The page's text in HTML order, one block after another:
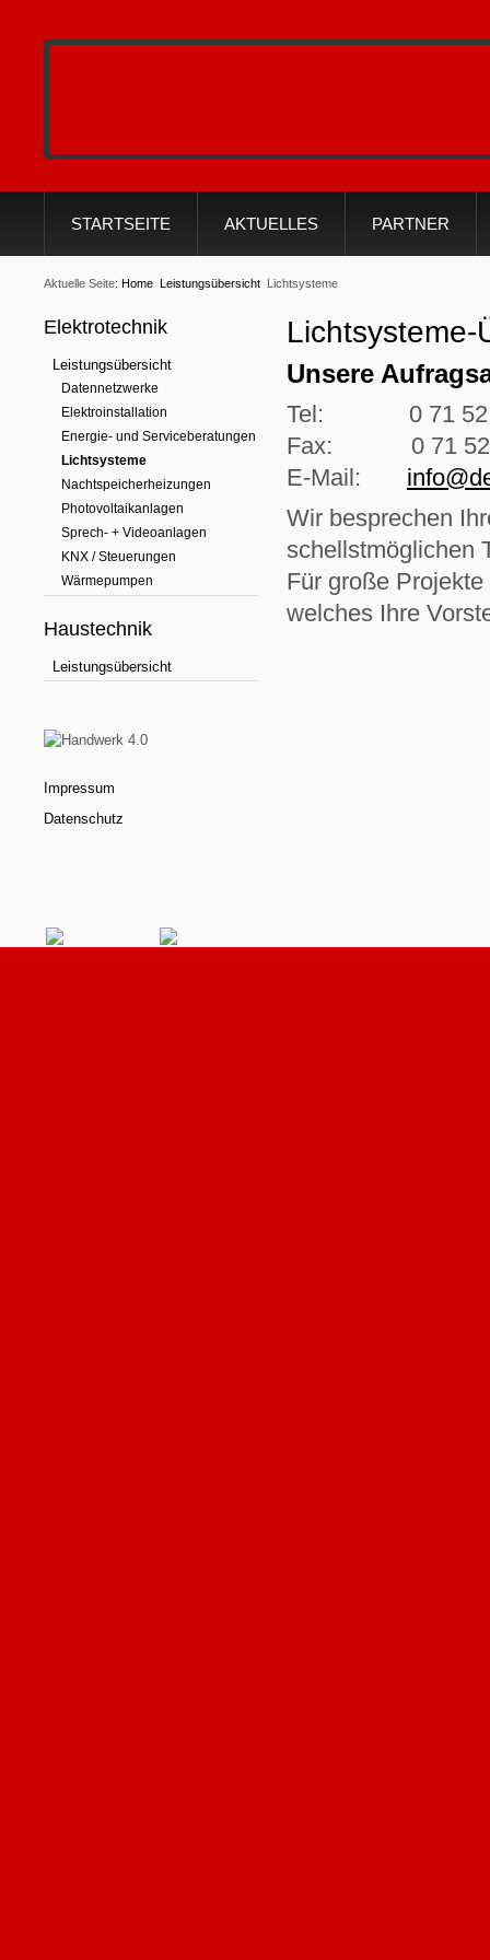
STARTSEITE AKTUELLES PARTNER
Aktuelle Seite: Home Leistungsübersicht Lichtsysteme
Elektrotechnik
Leistungsübersicht
Datennetzwerke
Elektroinstallation
Energie- und Serviceberatungen
Lichtsysteme
Nachtspeicherheizungen
Photovoltaikanlagen
Sprech- + Videoanlagen
KNX / Steuerungen
Wärmepumpen
Haustechnik
Leistungsübersicht
Impressum
Datenschutz
Lichtsysteme-
Unsere
Tel: 0 71 52 /
Fax: 0 71 52 /
E-Mail:
Wir besprechen
schellstmöglichen
Für große
welches Ihre